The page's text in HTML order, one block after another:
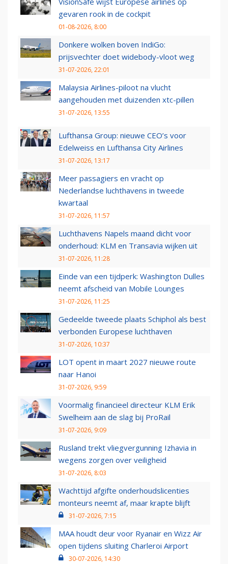
gevaren rook in de cockpit
01-08-2026, 8:00
Donkere wolken boven IndiGo:
prijsvechter doet widebody-vloot weg
31-07-2026, 22:01
Malaysia Airlines-piloot na vlucht
aangehouden met duizenden xtc-pillen
31-07-2026, 13:55
Lufthansa Group: nieuwe CEO’s voor
Edelweiss en Lufthansa City Airlines
31-07-2026, 13:17
Meer passagiers en vracht op
Nederlandse luchthavens in tweede
kwartaal
31-07-2026, 11:57
Luchthavens Napels maand dicht voor
onderhoud: KLM en Transavia wijken uit
31-07-2026, 11:28
Einde van een tijdperk: Washington Dulles
neemt afscheid van Mobile Lounges
31-07-2026, 11:25
Gedeelde tweede plaats Schiphol als best
verbonden Europese luchthaven
31-07-2026, 10:37
LOT opent in maart 2027 nieuwe route
naar Hanoi
31-07-2026, 9:59
Voormalig financieel directeur KLM Erik
Swelheim aan de slag bij ProRail
31-07-2026, 9:09
Rusland trekt vliegvergunning Izhavia in
wegens zorgen over veiligheid
31-07-2026, 8:03
Wachttijd afgifte onderhoudslicenties
monteurs neemt af, maar krapte blijft
31-07-2026, 7:15
MAA houdt deur voor Ryanair en Wizz Air
open tijdens sluiting Charleroi Airport
30-07-2026, 14:30